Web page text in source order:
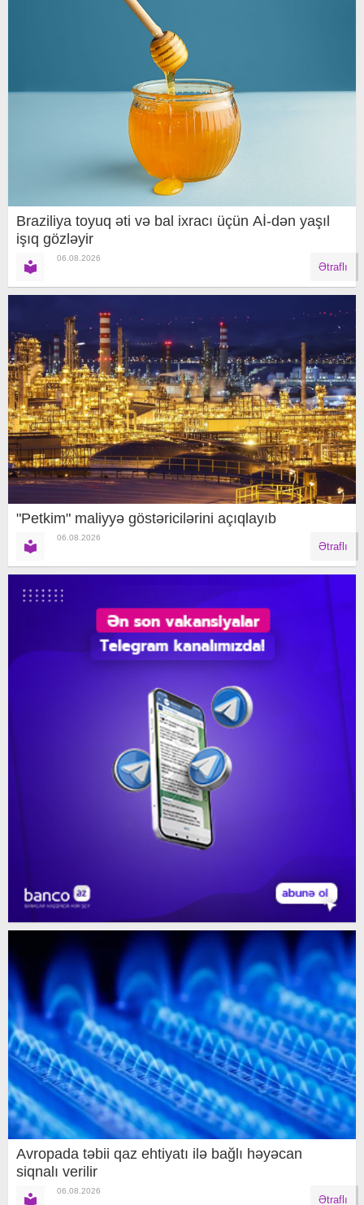
Braziliya toyuq əti və bal ixracı üçün Aİ-dən yaşıl
işıq gözləyir
06.08.2026
Ətraflı
"Petkim" maliyyə göstəricilərini açıqlayıb
06.08.2026
Ətraflı
Avropada təbii qaz ehtiyatı ilə bağlı həyəcan
siqnalı verilir
06.08.2026
Ətraflı